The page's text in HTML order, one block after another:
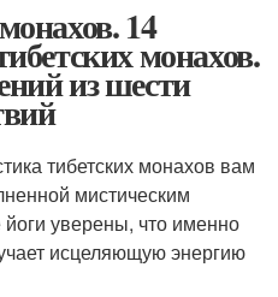
14
монахов.
из шести
тибетских монахов вам
мистическим
уверены, что именно
исцеляющую энергию